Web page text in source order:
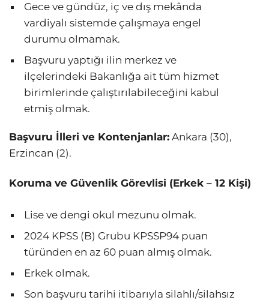
Gece ve gündüz, iç ve dış mekânda
vardiyalı sistemde çalışmaya engel
durumu olmamak.
Başvuru yaptığı ilin merkez ve
ilçelerindeki Bakanlığa ait tüm hizmet
birimlerinde çalıştırılabileceğini kabul
etmiş olmak.
Başvuru İlleri ve Kontenjanlar: Ankara (30),
Erzincan (2).
Koruma ve Güvenlik Görevlisi (Erkek – 12 Kişi)
Lise ve dengi okul mezunu olmak.
2024 KPSS (B) Grubu KPSSP94 puan
türünden en az 60 puan almış olmak.
Erkek olmak.
Son başvuru tarihi itibarıyla silahlı/silahsız